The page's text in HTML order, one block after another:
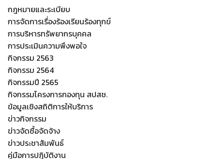
กฎหมายและระเบียบ
การจัดการเรื่องร้องเรียนร้องทุกข์
การบริหารทรัพยากรบุคคล
การประเมินความพึงพอใจ
กิจกรรม 2563
กิจกรรม 2564
กิจกรรมปี 2565
กิจกรรมโครงการกองทุน สปสช.
ข้อมูลเชิงสถิติการให้บริการ
ข่าวกิจกรรม
ข่าวจัดซื้อจัดจ้าง
ข่าวประชาสัมพันธ์
คู่มือการปฏิบัติงาน